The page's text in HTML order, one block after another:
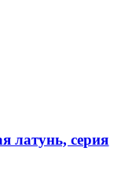
латунь, серия